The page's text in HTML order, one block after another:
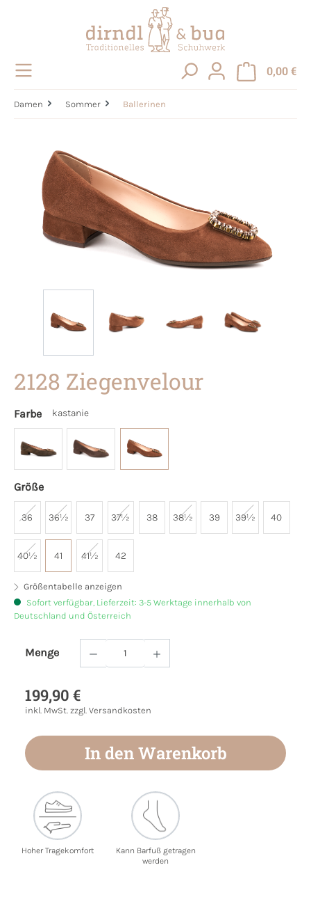
0,00 €
Damen Sommer Ballerinen
2128 Ziegenvelour
Farbe kastanie
Größe
36 36½ 37 37½ 38 38½ 39 39½ 40
40½ 41 41½ 42
Größentabelle anzeigen
Sofort verfügbar, Lieferzeit: 3-5 Werktage innerhalb von
Deutschland und Österreich
Menge
Produkt Anzahl: Gib den gewünschten
199,90 €
inkl. MwSt. zzgl. Versandkosten
In den Warenkorb
Hoher Tragekomfort
Kann Barfuß getragen
werden